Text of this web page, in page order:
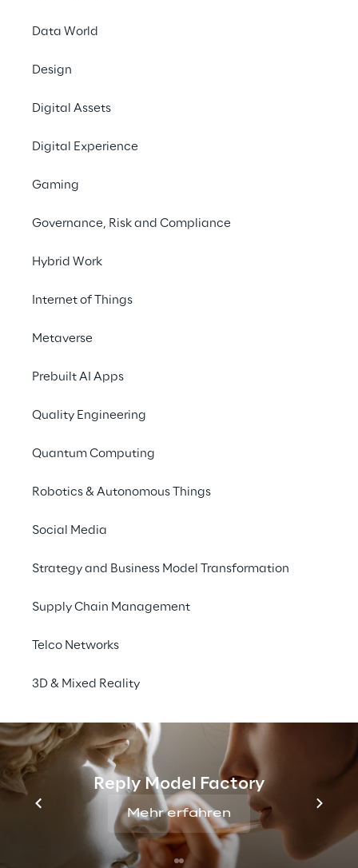
Data World
Design
Digital Assets
Digital Experience
Gaming
Governance, Risk and Compliance
Hybrid Work
Internet of Things
Metaverse
Prebuilt AI Apps
Quality Engineering
Quantum Computing
Robotics & Autonomous Things
Social Media
Strategy and Business Model Transformation
Supply Chain Management
Telco Networks
3D & Mixed Reality
Reply Model Factory
Mehr erfahren
#connected washing machine
AUSFALLZEITEN DURCH DEN EINSATZ VON IOT
Mit dem serviceMaster
liefern Schulthess und
Concept Reply eine IoT-
Waschmaschinen, die
Probleme erkennt, bevor
Kostenintensive
Ausfallzeiten vermeiden
Seit 1845 ist Schulthess der führende
Waschtechnik. Das Traditionsunternehmen
entwickelt und produziert hochwertige
für private, gewerbliche und industrielle
ist traditionell zeitaufwändig und
kostenintensiv, sowohl für den Hersteller als
auch für den Kunden. Die Geräte werden
entweder nach festgelegten Intervallen
gewartet oder erst dann, wenn es bereits zu
einem Ausfall gekommen ist. Beides sorgt
für zusätzliche Ausfallzeiten, die es zu